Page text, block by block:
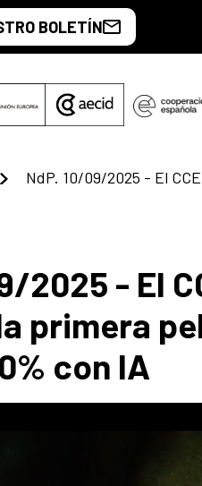
BOLETÍN
2025 - El
primera
con IA